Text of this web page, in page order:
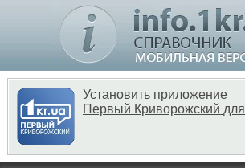
Установить приложение
Первый Криворожский для